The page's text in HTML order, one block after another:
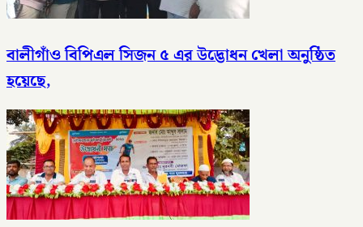
বালীগাঁও বিপিএল সিজন ৫ এর উদ্ভোধন খেলা অনুষ্ঠিত
হয়েছে,